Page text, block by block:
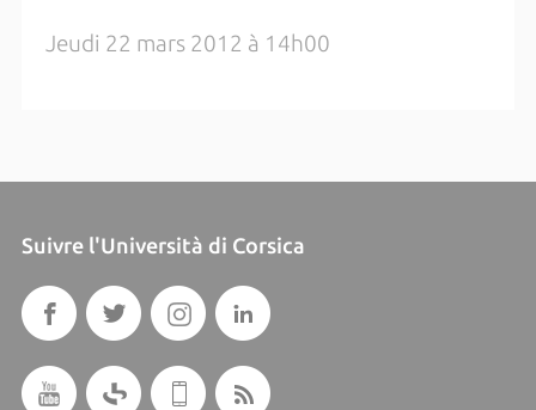
Jeudi 22 mars 2012 à 14h00
Suivre l'Università di Corsica